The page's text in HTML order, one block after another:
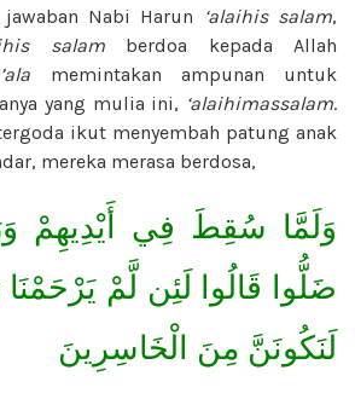
Nabi Harun ‘alaihis salam,
salamberdoa kepada Allah
memintakan ampunan untuk
yang mulia ini, ‘alaihimassalam.
ikut menyembah patung anak
mereka merasa berdosa,
وَلَمَّا سُقِطَ فِي أَيْدِيهِمْ
ضَلُّوا قَالُوا لَئِن لَّمْ يَرْحَمْنَا
لَنَكُونَنَّ مِنَ الْخَاسِرِينَ